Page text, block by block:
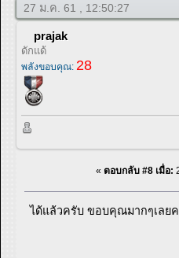
27 ม.ค. 61 , 12:50:27
prajak
ดักแด้
พลังขอบคุณ: 28
« ตอบกลับ #8 เมื่อ:
ได้แล้วครับ ขอบคุณมากๆเลย